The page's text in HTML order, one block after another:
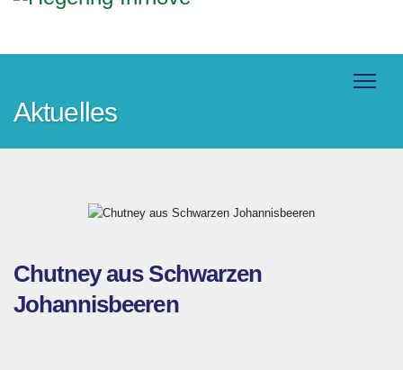
Aktuelles
Chutney aus Schwarzen
Johannisbeeren